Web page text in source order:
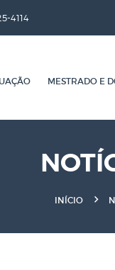
4114
MESTRADO E
INÍCIO